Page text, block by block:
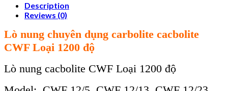
Description
Reviews (0)
Lò nung chuyên dụng carbolite cacbolite
CWF Loại 1200 độ
Lò nung cacbolite CWF Loại 1200 độ